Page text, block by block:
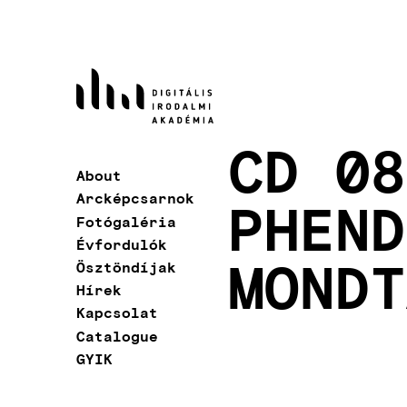
Main
navigation
About
Arcképcsarnok
Fotógaléria
Évfordulók
Ösztöndíjak
Hírek
Kapcsolat
Catalogue
GYIK
CD